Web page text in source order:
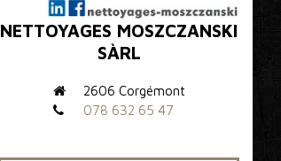
NETTOYAGES MOSZCZANSKI
SÀRL
2606 Corgémont
078 632 65 47